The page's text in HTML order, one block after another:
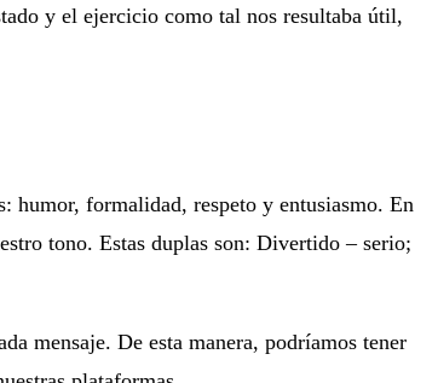
y el ejercicio como tal nos resultaba útil,
humor, formalidad, respeto y entusiasmo. En
tono. Estas duplas son: Divertido – serio;
mensaje. De esta manera, podríamos tener